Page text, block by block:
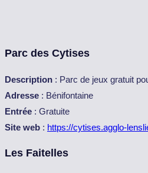
Parc des Cytises
Description : Parc de jeux gratuit
Adresse : Bénifontaine
Entrée : Gratuite
Site web : https://cytises.agglo-
Les Faitelles